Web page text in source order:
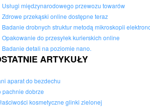
Usługi międzynarodowego przewozu towarów
Zdrowe przekąski online dostępne teraz
Badanie drobnych struktur metodą mikroskopii
Opakowanie do przesyłek kurierskich online
Badanie detali na poziomie nano.
ARTYKUŁY
aparat do bezdechu
pachnie dobrze
kosmetyczne glinki zielonej